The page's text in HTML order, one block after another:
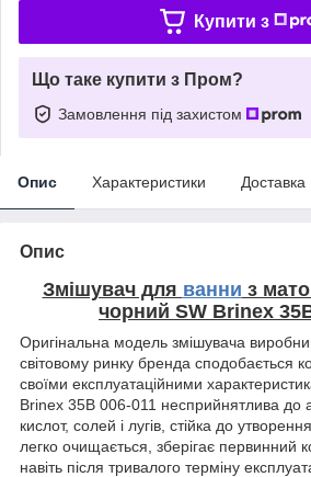
Купити з
Що таке купити з Пром?
Замовлення під захистом
Опис Характеристики Доставка
Опис
Змішувач для ванни з
чорний SW Brinex
Оригінальна модель змішувача
світовому ринку бренда сподобається
своїми експлуатаційними
Brinex 35B 006-011 несприйнятлива до
кислот, солей і лугів, стійка до
легко очищається, зберігає первинний
навіть після тривалого терміну